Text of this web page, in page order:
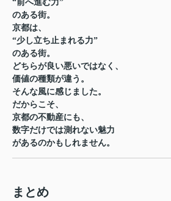
“前へ進む力”
のある街。
京都は、
“少し立ち止まれる力”
のある街。
どちらが良い悪いではなく、
価値の種類が違う。
そんな風に感じました。
だからこそ、
京都の不動産にも、
数字だけでは測れない魅力
があるのかもしれません。
まとめ